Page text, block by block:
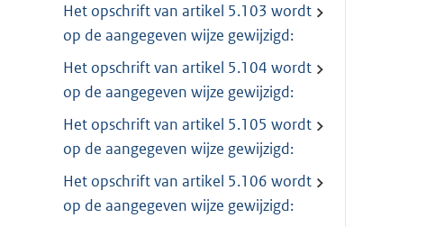
Het opschrift van artikel 5.103 wordt
op de aangegeven wijze gewijzigd:
Het opschrift van artikel 5.104 wordt
op de aangegeven wijze gewijzigd:
Het opschrift van artikel 5.105 wordt
op de aangegeven wijze gewijzigd:
Het opschrift van artikel 5.106 wordt
op de aangegeven wijze gewijzigd: